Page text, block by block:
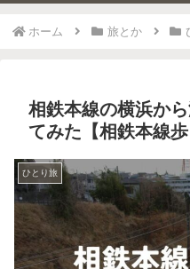
ホーム 旅とか
相鉄本線の横浜か
てみた【相鉄本線歩
ひとり旅